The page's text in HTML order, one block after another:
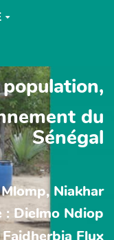
du
Sénégal
Niakhar
: Dielmo Ndiop
Flux